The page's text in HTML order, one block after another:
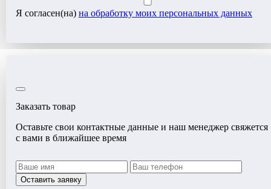
Я согласен(на) на обработку моих персональных данных
Заказать товар
Оставьте свои контактные данные и наш менеджер свяжется
с вами в ближайшее время
Оставить заявку